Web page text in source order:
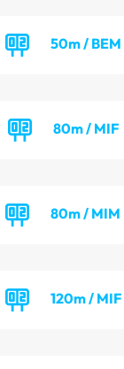
50m / BEM
80m / MIF
80m / MIM
120m / MIF